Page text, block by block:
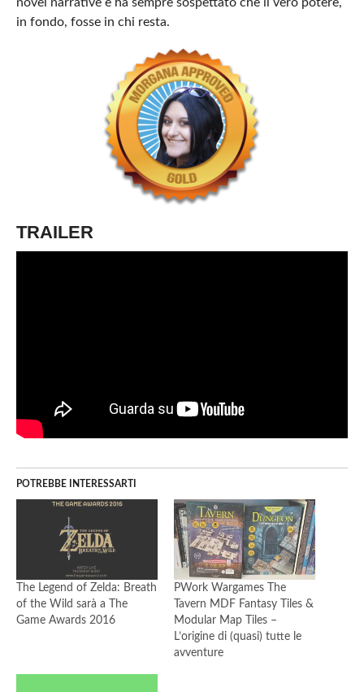
in fondo, fosse in chi resta.
TRAILER
POTREBBE INTERESSARTI
The Legend of Zelda: Breath
of the Wild sarà a The
Game Awards 2016
PWork Wargames The
Tavern MDF Fantasy Tiles &
Modular Map Tiles –
L’origine di (quasi) tutte le
avventure